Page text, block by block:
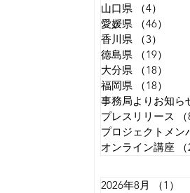
山口県
（4）
愛媛県
（46）
香川県
（3）
徳島県
（19）
大分県
（18）
福岡県
（18）
事務局よりお知ら
プレスリリース
オンライン講座
2026年8月 （1）